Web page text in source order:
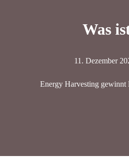
Was
11. Dezember
Energy Harvesting gewinnt